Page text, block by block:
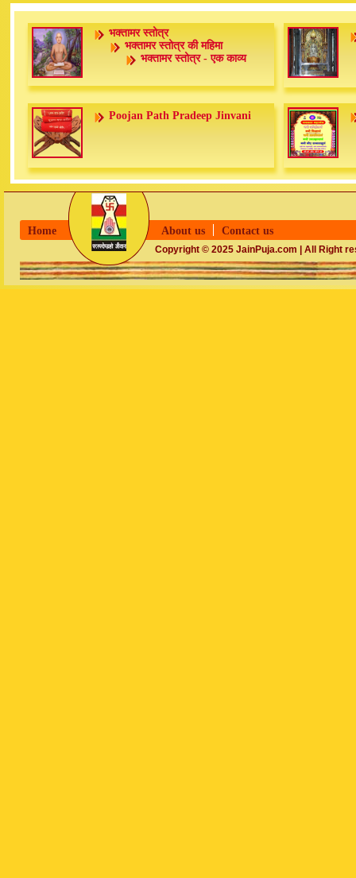
भक्तामर स्तोत्र
भक्तामर स्तोत्र की महिमा
भक्तामर स्तोत्र - एक काव्य
Poojan Path Pradeep Jinvani
Home About us Contact us
Copyright © 2025 JainPuja.com | All Right